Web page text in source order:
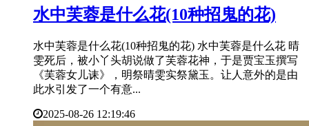
​水中芙蓉是什么花(10种招鬼的花)
水中芙蓉是什么花(10种招鬼的花) 水中芙蓉是什么花 晴
雯死后，被小丫头胡说做了芙蓉花神，于是贾宝玉撰写
《芙蓉女儿诔》，明祭晴雯实祭黛玉。让人意外的是由
此水引发了一个有意...
2025-08-26 12:19:46